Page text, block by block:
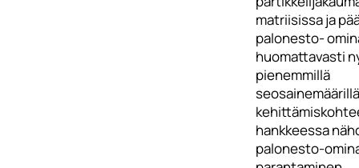
matriisissa ja
palonesto-
huomattavasti
pienemmillä
hankkeessa
palonesto-